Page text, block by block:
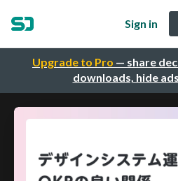
Upgrade to Pro — share
downloads, hide
Sign in